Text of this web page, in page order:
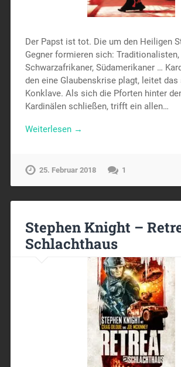
Der Papst ist tot. Die um den Heiligen
Gegner formieren sich:
Schwarzafrikaner, Südamerikaner …
den eine Glaubenskrise plagt, leitet
Konklave. Als sich die Pforten hinter
Kardinälen schließen, trifft ein allen…
Weiterlesen →
25. Februar 2018 1
Stephen Knight –
Schlachthaus